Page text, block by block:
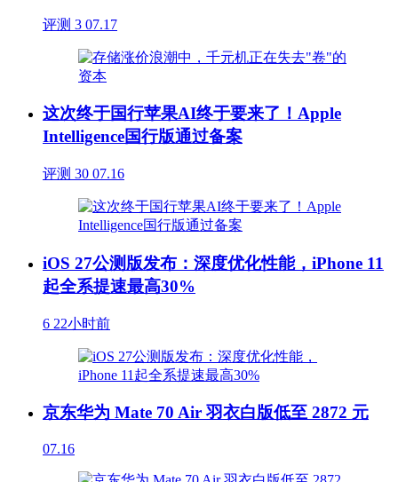
评测 3 07.17
这次终于国行苹果AI终于要来了！Apple
Intelligence国行版通过备案
评测 30 07.16
iOS 27公测版发布：深度优化性能，iPhone 11
起全系提速最高30%
6 22小时前
京东华为 Mate 70 Air 羽衣白版低至 2872 元
07.16